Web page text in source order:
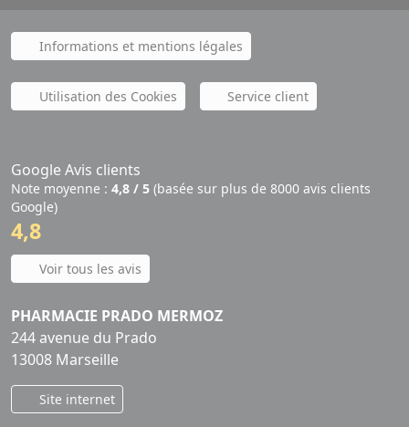
Informations et mentions légales
Utilisation des Cookies Service client
Google Avis clients
Note moyenne : 4,8 / 5 (basée sur plus de 8000 avis clients
Google)
4,8
Voir tous les avis
PHARMACIE PRADO MERMOZ
244 avenue du Prado
13008 Marseille
Site internet